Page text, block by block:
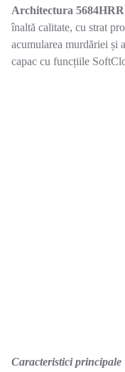
Architectura
înaltă calitate, cu strat
acumularea murdăriei și
capac cu funcțiile
Caracteristici principale